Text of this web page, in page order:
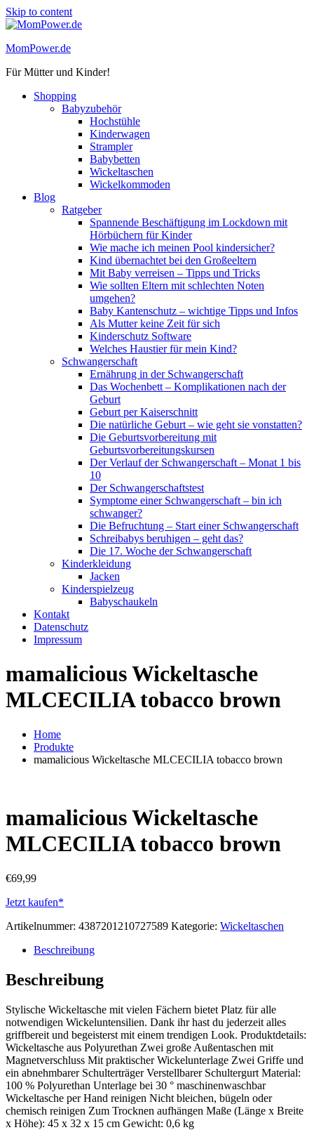
Skip to content
MomPower.de
Für Mütter und Kinder!
Shopping
Babyzubehör
Hochstühle
Kinderwagen
Strampler
Babybetten
Wickeltaschen
Wickelkommoden
Blog
Ratgeber
Spannende Beschäftigung im Lockdown mit
Hörbüchern für Kinder
Wie mache ich meinen Pool kindersicher?
Kind übernachtet bei den Großeeltern
Mit Baby verreisen – Tipps und Tricks
Wie sollten Eltern mit schlechten Noten
umgehen?
Baby Kantenschutz – wichtige Tipps und Infos
Als Mutter keine Zeit für sich
Kinderschutz Software
Welches Haustier für mein Kind?
Schwangerschaft
Ernährung in der Schwangerschaft
Das Wochenbett – Komplikationen nach der
Geburt
Geburt per Kaiserschnitt
Die natürliche Geburt – wie geht sie vonstatten?
Die Geburtsvorbereitung mit
Geburtsvorbereitungskursen
Der Verlauf der Schwangerschaft – Monat 1 bis
10
Der Schwangerschaftstest
Symptome einer Schwangerschaft – bin ich
schwanger?
Die Befruchtung – Start einer Schwangerschaft
Schreibabys beruhigen – geht das?
Die 17. Woche der Schwangerschaft
Kinderkleidung
Jacken
Kinderspielzeug
Babyschaukeln
Kontakt
Datenschutz
Impressum
mamalicious Wickeltasche
MLCECILIA tobacco brown
Home
Produkte
mamalicious Wickeltasche MLCECILIA tobacco brown
mamalicious Wickeltasche
MLCECILIA tobacco brown
€69,99
Jetzt kaufen*
Artikelnummer: 4387201210727589 Kategorie: Wickeltaschen
Beschreibung
Beschreibung
Stylische Wickeltasche mit vielen Fächern bietet Platz für alle
notwendigen Wickeluntensilien. Dank ihr hast du jederzeit alles
griffbereit und begeisterst mit einem trendigen Look. Produktdetails:
Wickeltasche aus Polyurethan Zwei große Außentaschen mit
Magnetverschluss Mit praktischer Wickelunterlage Zwei Griffe und
ein abnehmbarer Schulterträger Verstellbarer Schultergurt Material:
100 % Polyurethan Unterlage bei 30 ° maschinenwaschbar
Wickeltasche per Hand reinigen Nicht bleichen, bügeln oder
chemisch reinigen Zum Trocknen aufhängen Maße (Länge x Breite
x Höhe): 45 x 32 x 15 cm Gewicht: 0,6 kg